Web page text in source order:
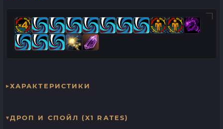
ХАРАКТЕРИСТИКИ
ДРОП И СПОЙЛ (X1 RATES)